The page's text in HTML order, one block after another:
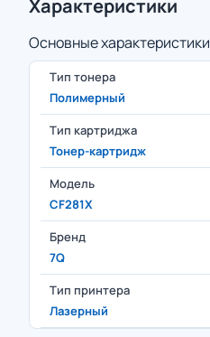
Характеристики
Основные характеристики
Тип тонера
Полимерный
Тип картриджа
Тонер-картридж
Модель
CF281X
Бренд
7Q
Тип принтера
Лазерный